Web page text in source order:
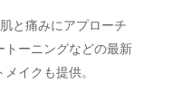
と痛みにアプローチ
トーニングなどの最新
イクも提供。